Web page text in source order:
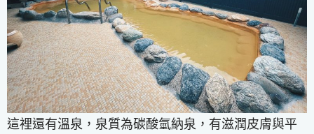
這裡還有溫泉，泉質為碳酸氫納泉，有滋潤皮膚與平